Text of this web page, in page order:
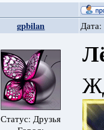
gpbilan
Статус: Друзья